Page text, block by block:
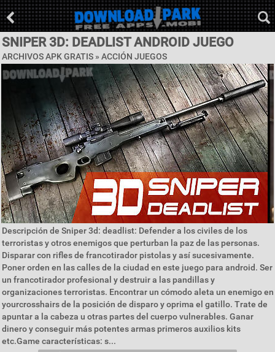
SNIPER 3D: DEADLIST ANDROID JUEGO
ARCHIVOS APK GRATIS » ACCIÓN JUEGOS
Descripción de Sniper 3d: deadlist: Defender a los civiles de los
terroristas y otros enemigos que perturban la paz de las personas.
Disparar con rifles de francotirador pistolas y así sucesivamente.
Poner orden en las calles de la ciudad en este juego para android. Ser
un francotirador profesional y destruir a las pandillas y
organizaciones terroristas. Encontrar un cómodo aleta un enemigo en
yourcrosshairs de la posición de disparo y oprima el gatillo. Trate de
apuntar a la cabeza u otras partes del cuerpo vulnerables. Ganar
dinero y conseguir más potentes armas primeros auxilios kits
etc.Game características: s...